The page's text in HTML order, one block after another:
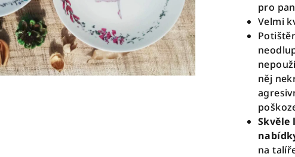
pro
Velmi
něj
na